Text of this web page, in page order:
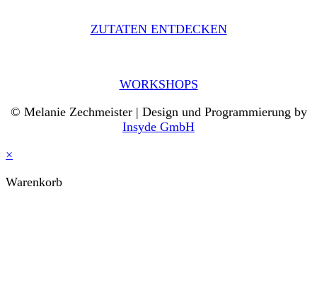
ZUTATEN ENTDECKEN
WORKSHOPS
© Melanie Zechmeister | Design und Programmierung by
Insyde GmbH
×
Warenkorb